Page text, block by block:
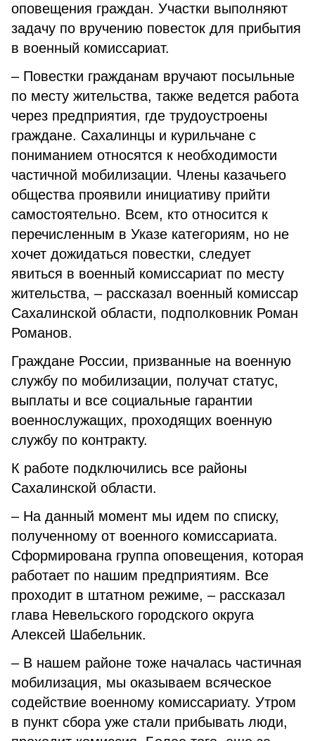
оповещения граждан. Участки выполняют
задачу по вручению повесток для прибытия
в военный комиссариат.
– Повестки гражданам вручают посыльные
по месту жительства, также ведется работа
через предприятия, где трудоустроены
граждане. Сахалинцы и курильчане с
пониманием относятся к необходимости
частичной мобилизации. Члены казачьего
общества проявили инициативу прийти
самостоятельно. Всем, кто относится к
перечисленным в Указе категориям, но не
хочет дожидаться повестки, следует
явиться в военный комиссариат по месту
жительства, – рассказал военный комиссар
Сахалинской области, подполковник Роман
Романов.
Граждане России, призванные на военную
службу по мобилизации, получат статус,
выплаты и все социальные гарантии
военнослужащих, проходящих военную
службу по контракту.
К работе подключились все районы
Сахалинской области.
– На данный момент мы идем по списку,
полученному от военного комиссариата.
Сформирована группа оповещения, которая
работает по нашим предприятиям. Все
проходит в штатном режиме, – рассказал
глава Невельского городского округа
Алексей Шабельник.
– В нашем районе тоже началась частичная
мобилизация, мы оказываем всяческое
содействие военному комиссариату. Утром
в пункт сбора уже стали прибывать люди,